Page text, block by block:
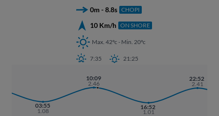
0m - 8.8s CHOPI
10 Km/h ON SHORE
Max. 42ºc - Min. 20ºc
7:35 21:25
03:55
1.08
10:09
2.46
16:52
1.01
22:52
2.41